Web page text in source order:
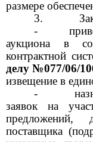
размере
-
аукциона в
контрактной
делу№077/06/
извещение в
-
заявок на
предложений,
поставщика